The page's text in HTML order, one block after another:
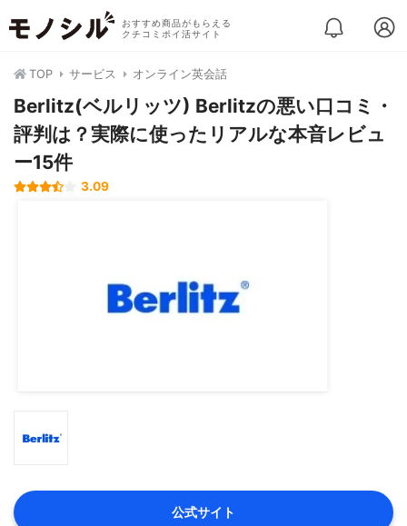
おすすめ商品がもらえる
クチコミポイ活サイト
TOP サービス オンライン英会話
Berlitz(ベルリッツ) Berlitzの悪い口コミ・
評判は？実際に使ったリアルな本音レビュ
ー15件
3.09
公式サイト